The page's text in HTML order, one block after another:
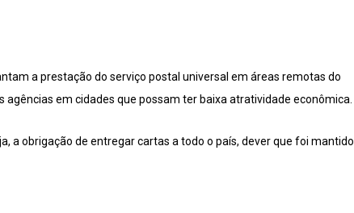
a prestação do serviço postal universal em áreas remotas do
em cidades que possam ter baixa atratividade econômica.
a obrigação de entregar cartas a todo o país, dever que foi mantido